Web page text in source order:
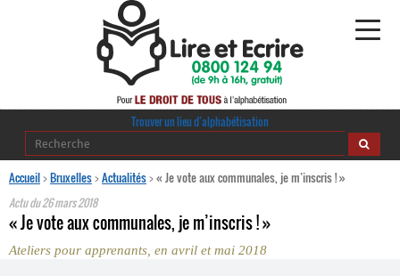
Alphabétisation
journaldelalpha.be
Trouver un lieu d’alphabétisation
Accueil>Bruxelles>Actualités>« Je vote aux communales, je m’inscris ! »
Actu du26 mars 2018
« Je vote aux communales, je m’inscris ! »
Ateliers pour apprenants, en avril et mai 2018